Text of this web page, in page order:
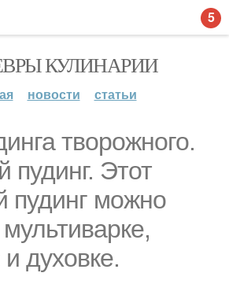
КУЛИНАРИИ
новости статьи
творожного.
пудинг. Этот
пудинг можно
мультиварке,
духовке.
5